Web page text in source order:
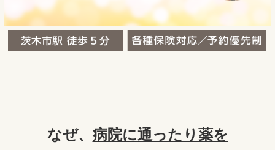
なぜ、 病院に通ったり薬を